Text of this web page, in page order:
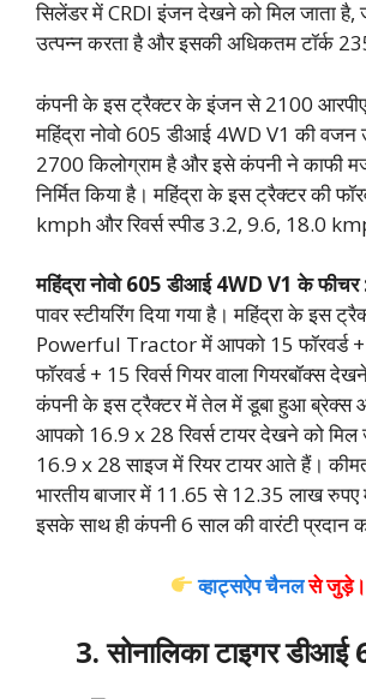
सिलेंडर में CRDI इंजन देखने को मिल जाता है,
उत्पन्न करता है और इसकी अधिकतम टॉर्क
कंपनी के इस ट्रैक्टर के इंजन से 2100
महिंद्रा नोवो 605 डीआई 4WD V1 की वजन
2700 किलोग्राम है और इसे कंपनी ने काफी
निर्मित किया है। महिंद्रा के इस ट्रैक्टर की
kmph और रिवर्स स्पीड 3.2, 9.6, 18.0
महिंद्रा नोवो 605 डीआई 4WD V1 के फीचर
पावर स्टीयरिंग दिया गया है। महिंद्रा के इस
Powerful Tractor में आपको 15 फॉरवर्ड +
फॉरवर्ड + 15 रिवर्स गियर वाला गियरबॉक्स
कंपनी के इस ट्रैक्टर में तेल में डूबा हुआ ब्रेक्स
आपको 16.9 x 28 रिवर्स टायर देखने को
16.9 x 28 साइज में रियर टायर आते हैं।
भारतीय बाजार में 11.65 से 12.35 लाख रुपए
इसके साथ ही कंपनी 6 साल की वारंटी प्रदान
व्हाट्सऐप चैनलसे जुड़े।
3. सोनालिका टाइगर